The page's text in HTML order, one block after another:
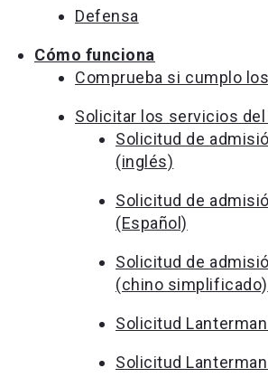
Defensa
Cómo funciona
Comprueba si cumplo
Solicitar los servicios del
Solicitud de
(inglés)
Solicitud de
(Español)
Solicitud de
(chino simplificado)
Solicitud
Solicitud